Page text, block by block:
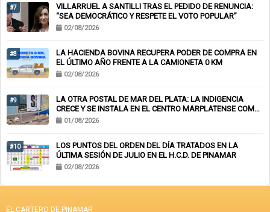
#7
VILLARRUEL A SANTILLI TRAS EL PEDIDO DE RENUNCIA:
“SEA DEMOCRÁTICO Y RESPETE EL VOTO POPULAR”
02/08/2026
#8
LA HACIENDA BOVINA RECUPERA PODER DE COMPRA EN
EL ÚLTIMO AÑO FRENTE A LA CAMIONETA 0 KM
02/08/2026
#9
LA OTRA POSTAL DE MAR DEL PLATA: LA INDIGENCIA
CRECE Y SE INSTALA EN EL CENTRO MARPLATENSE COMO
PAISAJE COTIDIANO
01/08/2026
#10
LOS PUNTOS DEL ORDEN DEL DÍA TRATADOS EN LA
ÚLTIMA SESIÓN DE JULIO EN EL H.C.D. DE PINAMAR
02/08/2026
EL CARTERO DE PINAMAR